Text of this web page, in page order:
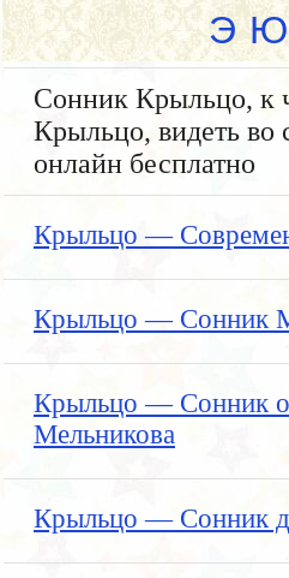
Э Ю
Сонник Крыльцо, к
Крыльцо, видеть во
онлайн бесплатно
Крыльцо —
Крыльцо — Сонник
Крыльцо — Сонник
Мельникова
Крыльцо — Сонник